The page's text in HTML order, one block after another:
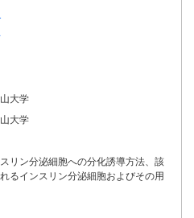
大学
大学
リン分泌細胞への分化誘導方法、該
るインスリン分泌細胞およびその用